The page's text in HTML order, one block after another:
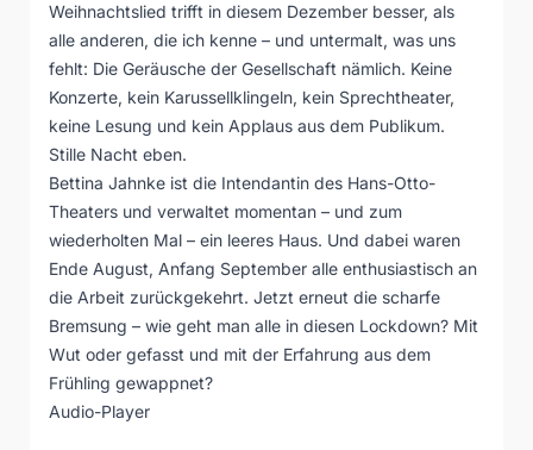
Weihnachtslied trifft in diesem Dezember besser, als
alle anderen, die ich kenne – und untermalt, was uns
fehlt: Die Geräusche der Gesellschaft nämlich. Keine
Konzerte, kein Karussellklingeln, kein Sprechtheater,
keine Lesung und kein Applaus aus dem Publikum.
Stille Nacht eben.
Bettina Jahnke ist die Intendantin des Hans-Otto-
Theaters und verwaltet momentan – und zum
wiederholten Mal – ein leeres Haus. Und dabei waren
Ende August, Anfang September alle enthusiastisch an
die Arbeit zurückgekehrt. Jetzt erneut die scharfe
Bremsung – wie geht man alle in diesen Lockdown? Mit
Wut oder gefasst und mit der Erfahrung aus dem
Frühling gewappnet?
Audio-Player